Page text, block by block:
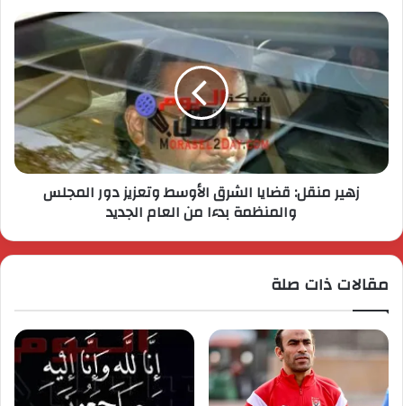
زهير منقل: قضايا الشرق الأوسط وتعزيز دور المجلس
والمنظمة بدءا من العام الجديد
مقالات ذات صلة